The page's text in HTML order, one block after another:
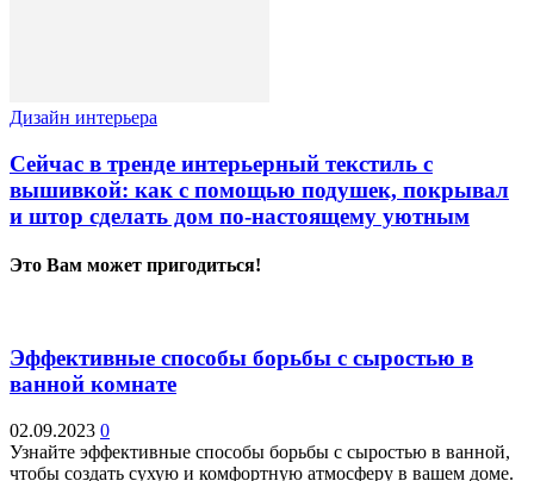
Дизайн интерьера
Сейчас в тренде интерьерный текстиль с
вышивкой: как с помощью подушек, покрывал
и штор сделать дом по-настоящему уютным
Это Вам может пригодиться!
Эффективные способы борьбы с сыростью в
ванной комнате
02.09.2023 0
Узнайте эффективные способы борьбы с сыростью в ванной,
чтобы создать сухую и комфортную атмосферу в вашем доме.